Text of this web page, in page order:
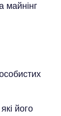
майнінг
його